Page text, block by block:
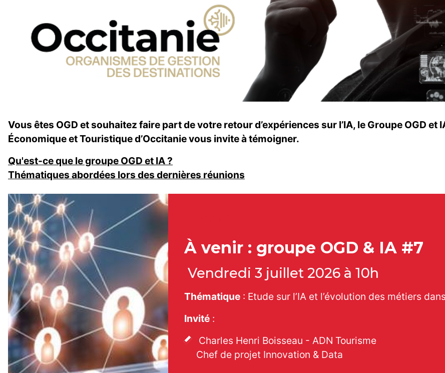
Vous êtes OGD et souhaitez faire part de votre retour d’expériences sur l’IA, le Groupe OGD et
Économique et Touristique d’Occitanie vous invite à témoigner.
Qu'est-ce que le groupe OGD et IA ?
Thématiques abordées lors des dernières réunions
À venir : groupe OGD & IA #7
Vendredi 3 juillet 2026 à 10h
Thématique : Etude sur l’IA et l’évolution des métiers
Invité :
Charles Henri Boisseau - ADN Tourisme
Chef de projet Innovation & Data